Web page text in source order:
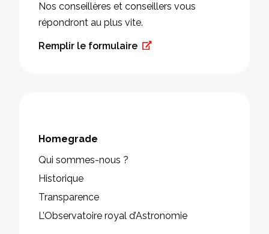
Nos conseillères et conseillers vous
répondront au plus vite.
Remplir le formulaire
Homegrade
Qui sommes-nous ?
Historique
Transparence
L’Observatoire royal d’Astronomie